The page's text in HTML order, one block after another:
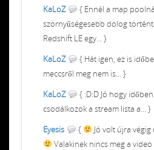
KaLoZ
{ Ennél a map
szörnyűségesebb dolog
Redshift LE egy... }
KaLoZ
{ Hát igen, ez is
meccsről meg nem is... }
KaLoZ
{ :D:D Jó hogy
csodálkozok a stream lista a... }
Eyesis
{
Jó volt újra
Valakinek nincs meg a video